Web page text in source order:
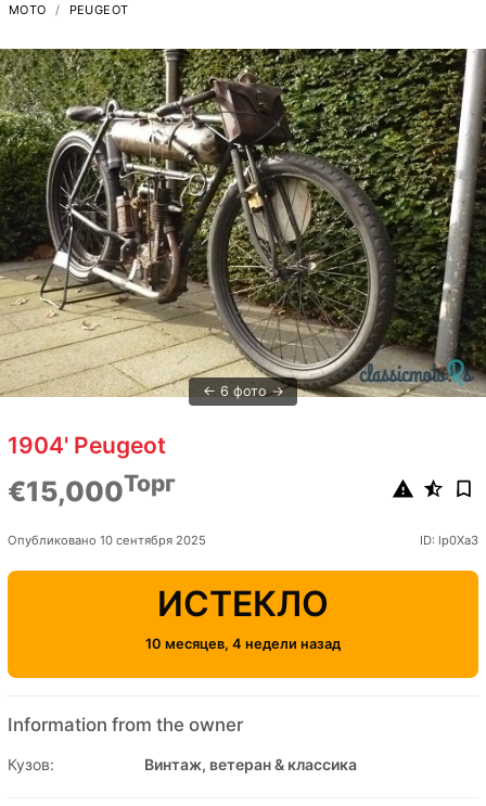
МОТО PEUGEOT
6 фото
1904' Peugeot
€15,000Торг
Опубликовано 10 сентября 2025 ID: lp0Xa3
ИСТЕКЛО
10 месяцев, 4 недели назад
Information from the owner
Кузов: Винтаж, ветеран & классика